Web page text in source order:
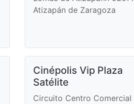
Atizapán de Zaragoza
Cinépolis Vip Plaza
Satélite
Circuito Centro Comercial